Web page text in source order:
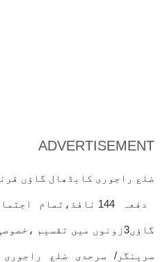
ADVERTISEMENT
ضلع راجوری کابڈھال گاﺅں
دفعہ 144
گاﺅں3زونوں میں تقسیم ،خصوصی نگرانی ٹیمیں تعینات
سرینگر/ سرحدی ضلع